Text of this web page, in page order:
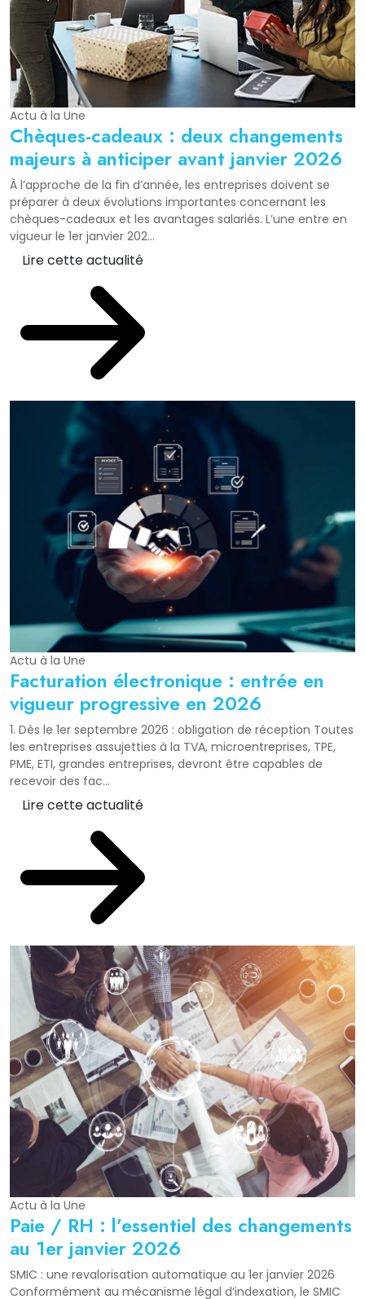
Actu à la Une
Chèques-cadeaux : deux changements
majeurs à anticiper avant janvier 2026
À l’approche de la fin d’année, les entreprises doivent se
préparer à deux évolutions importantes concernant les
chèques-cadeaux et les avantages salariés. L’une entre en
vigueur le 1er janvier 202...
Lire cette actualité
Actu à la Une
Facturation électronique : entrée en
vigueur progressive en 2026
1. Dès le 1er septembre 2026 : obligation de réception Toutes
les entreprises assujetties à la TVA, microentreprises, TPE,
PME, ETI, grandes entreprises, devront être capables de
recevoir des fac...
Lire cette actualité
Actu à la Une
Paie / RH : l’essentiel des changements
au 1er janvier 2026
SMIC : une revalorisation automatique au 1er janvier 2026
Conformément au mécanisme légal d’indexation, le SMIC